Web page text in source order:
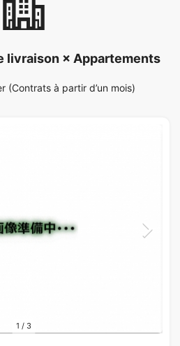
livraison × Appartements
(Contrats à partir d’un mois)
1 / 3